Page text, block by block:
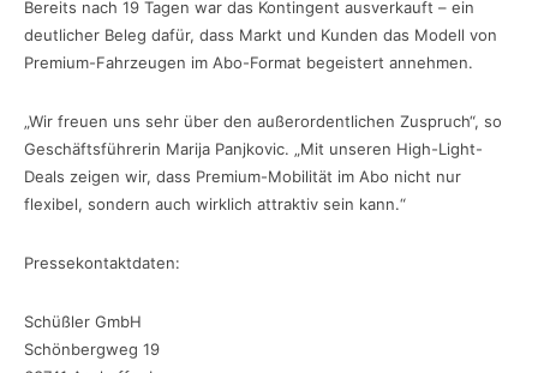
Bereits nach 19 Tagen war das Kontingent ausverkauft – ein
deutlicher Beleg dafür, dass Markt und Kunden das Modell von
Premium-Fahrzeugen im Abo-Format begeistert annehmen.
„Wir freuen uns sehr über den außerordentlichen Zuspruch“, so
Geschäftsführerin Marija Panjkovic. „Mit unseren High-Light-
Deals zeigen wir, dass Premium-Mobilität im Abo nicht nur
flexibel, sondern auch wirklich attraktiv sein kann.“
Pressekontaktdaten:
Schüßler GmbH
Schönbergweg 19